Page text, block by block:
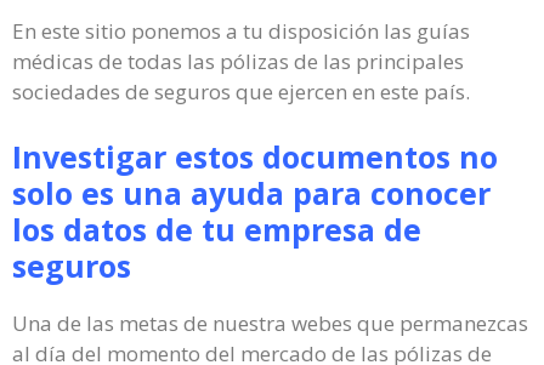
En este sitio ponemos a tu disposición las guías
médicas de todas las pólizas de las principales
sociedades de seguros que ejercen en este país.
Investigar estos documentos no
solo es una ayuda para conocer
los datos de tu empresa de
seguros
Una de las metas de nuestra webes que permanezcas
al día del momento del mercado de las pólizas de